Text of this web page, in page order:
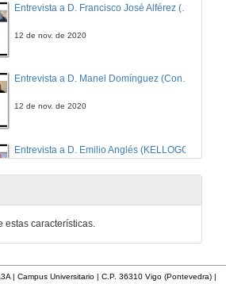
12 de nov. de 2020
Entrevista a D. Manel Domínguez (Consultor Tecnolóxico)
12 de nov. de 2020
Entrevista a D. Emilio Anglés (KELLOGG)
12 de nov. de 2020
estas características.
| Campus Universitario | C.P. 36310 Vigo (Pontevedra) |